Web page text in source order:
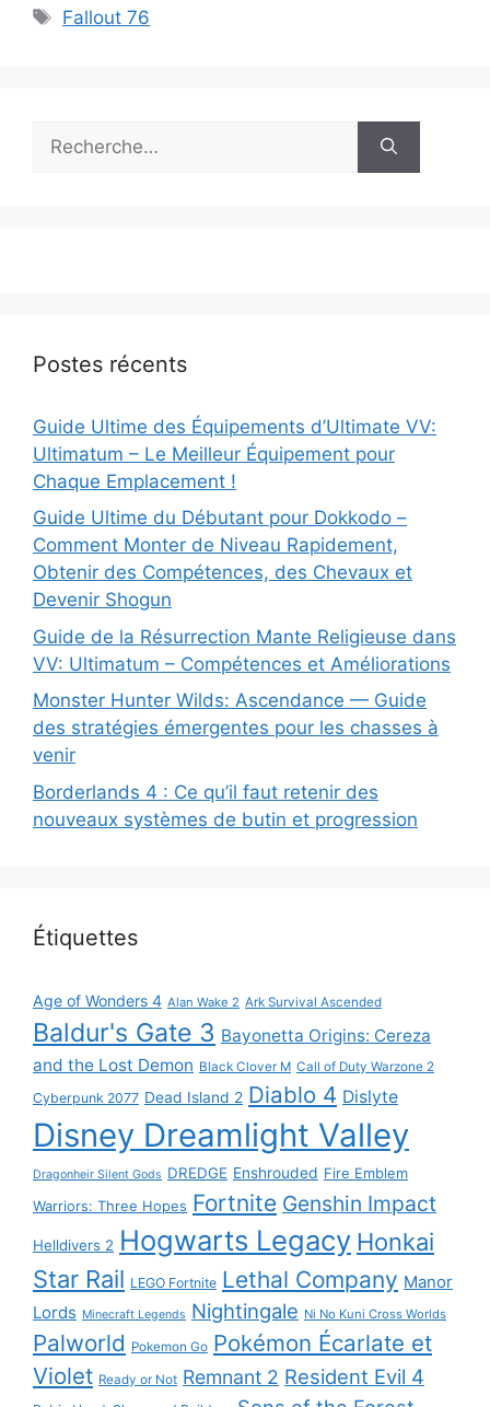
Étiquettes
Fallout 76
Postes récents
Guide Ultime des Équipements d’Ultimate VV:
Ultimatum – Le Meilleur Équipement pour
Chaque Emplacement !
Guide Ultime du Débutant pour Dokkodo –
Comment Monter de Niveau Rapidement,
Obtenir des Compétences, des Chevaux et
Devenir Shogun
Guide de la Résurrection Mante Religieuse dans
VV: Ultimatum – Compétences et Améliorations
Monster Hunter Wilds: Ascendance — Guide
des stratégies émergentes pour les chasses à
venir
Borderlands 4 : Ce qu’il faut retenir des
nouveaux systèmes de butin et progression
Étiquettes
Age of Wonders 4 Alan Wake 2 Ark Survival Ascended
Baldur's Gate 3 Bayonetta Origins: Cereza
and the Lost Demon Black Clover M Call of Duty Warzone 2
Cyberpunk 2077 Dead Island 2 Diablo 4 Dislyte
Disney Dreamlight Valley
Dragonheir Silent Gods DREDGE Enshrouded Fire Emblem
Warriors: Three Hopes Fortnite Genshin Impact
Helldivers 2 Hogwarts Legacy Honkai
Star Rail LEGO Fortnite Lethal Company Manor
Lords Minecraft Legends Nightingale Ni No Kuni Cross Worlds
Palworld Pokemon Go Pokémon Écarlate et
Violet Ready or Not Remnant 2 Resident Evil 4